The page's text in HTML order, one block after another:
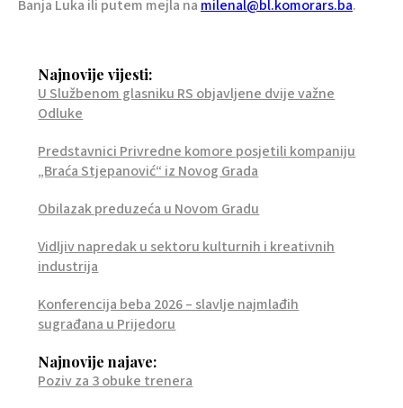
Banja Luka ili putem mejla na milenal@bl.komorars.ba.
Najnovije vijesti:
U Službenom glasniku RS objavljene dvije važne
Odluke
Predstavnici Privredne komore posjetili kompaniju
„Braća Stjepanović“ iz Novog Grada
Obilazak preduzeća u Novom Gradu
Vidljiv napredak u sektoru kulturnih i kreativnih
industrija
Konferencija beba 2026 – slavlje najmlađih
sugrađana u Prijedoru
Najnovije najave:
Poziv za 3 obuke trenera